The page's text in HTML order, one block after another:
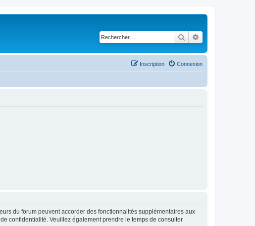
Rechercher
Connexion
Inscription
du forum peuvent accorder des fonctionnalités supplémentaires aux
confidentialité. Veuillez également prendre le temps de consulter